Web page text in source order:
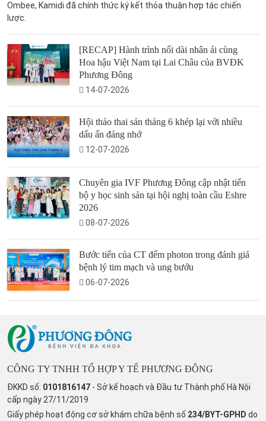
Ombee, Kamidi đã chính thức ký kết thỏa thuận hợp tác chiến
lược.
[RECAP] Hành trình nối dài nhân ái cùng
Hoa hậu Việt Nam tại Lai Châu của BVĐK
Phương Đông
14-07-2026
Hội thảo thai sản tháng 6 khép lại với nhiều
dấu ấn đáng nhớ
12-07-2026
Chuyên gia IVF Phương Đông cập nhật tiến
bộ y học sinh sản tại hội nghị toàn cầu Eshre
2026
08-07-2026
Bước tiến của CT đếm photon trong đánh giá
bệnh lý tim mạch và ung bướu
06-07-2026
CÔNG TY TNHH TỔ HỢP Y TẾ PHƯƠNG ĐÔNG
ĐKKD số: 0101816147 - Sở kế hoạch và Đầu tư Thành phố Hà Nội
cấp ngày 27/11/2019
Giấy phép hoạt động cơ sở khám chữa bệnh số 234/BYT-GPHD do